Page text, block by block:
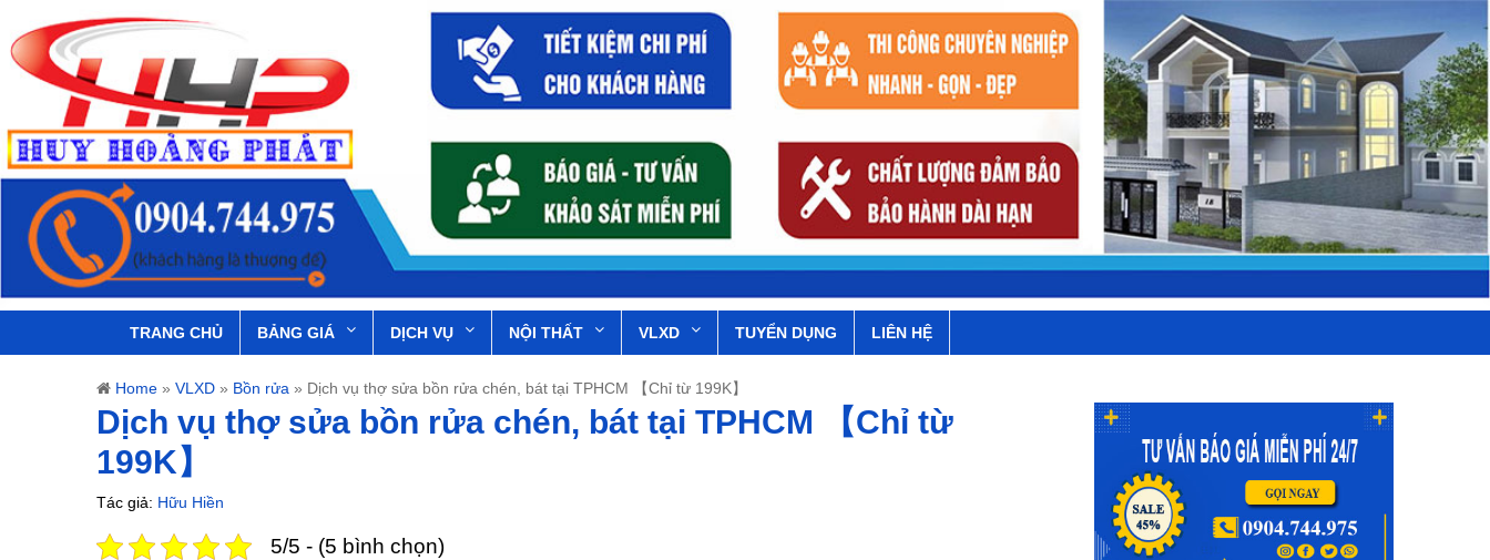
TRANG CHỦ BẢNG GIÁ DỊCH VỤ NỘI THẤT VLXD TUYỂN DỤNG LIÊN HỆ
Home » VLXD » Bồn rửa » Dịch vụ thợ sửa bồn rửa chén, bát tại TPHCM 【Chỉ từ 199K】
Dịch vụ thợ sửa bồn rửa chén, bát tại TPHCM 【Chỉ từ
199K】
Tác giả: Hữu Hiền
5/5 - (5 bình chọn)